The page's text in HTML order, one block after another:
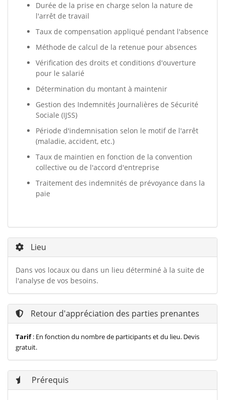
Durée de la prise en charge selon la nature de
l'arrêt de travail
Taux de compensation appliqué pendant l'absence
Méthode de calcul de la retenue pour absences
Vérification des droits et conditions d'ouverture
pour le salarié
Détermination du montant à maintenir
Gestion des Indemnités Journalières de Sécurité
Sociale (IJSS)
Période d'indemnisation selon le motif de l'arrêt
(maladie, accident, etc.)
Taux de maintien en fonction de la convention
collective ou de l'accord d'entreprise
Traitement des indemnités de prévoyance dans la
paie
Lieu
Dans vos locaux ou dans un lieu déterminé à la suite de
l'analyse de vos besoins.
Retour d'appréciation des parties prenantes
Tarif: En fonction du nombre de participants et du lieu. Devis
gratuit.
Prérequis